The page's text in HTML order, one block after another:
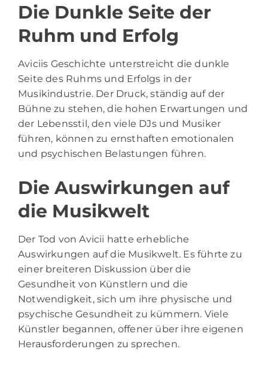
Die Dunkle Seite der
Ruhm und Erfolg
Aviciis Geschichte unterstreicht die dunkle
Seite des Ruhms und Erfolgs in der
Musikindustrie. Der Druck, ständig auf der
Bühne zu stehen, die hohen Erwartungen und
der Lebensstil, den viele DJs und Musiker
führen, können zu ernsthaften emotionalen
und psychischen Belastungen führen.
Die Auswirkungen auf
die Musikwelt
Der Tod von Avicii hatte erhebliche
Auswirkungen auf die Musikwelt. Es führte zu
einer breiteren Diskussion über die
Gesundheit von Künstlern und die
Notwendigkeit, sich um ihre physische und
psychische Gesundheit zu kümmern. Viele
Künstler begannen, offener über ihre eigenen
Herausforderungen zu sprechen.